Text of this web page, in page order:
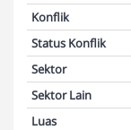
Konflik
Status Konflik
Sektor
Sektor Lain
Luas